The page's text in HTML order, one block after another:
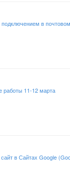
в
работы 11-12 марта
сайт в Сайтах Google